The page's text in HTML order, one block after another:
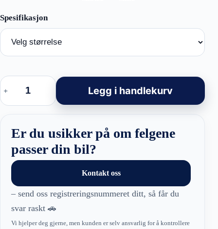
FORZZA
Dark
Graphite
Legg i handlekurv
Er du usikker på om felgene
passer din bil?
Kontakt oss
– send oss registreringsnummeret ditt, så får du
svar raskt 🚗
Vi hjelper deg gjerne, men kunden er selv ansvarlig for å kontrollere